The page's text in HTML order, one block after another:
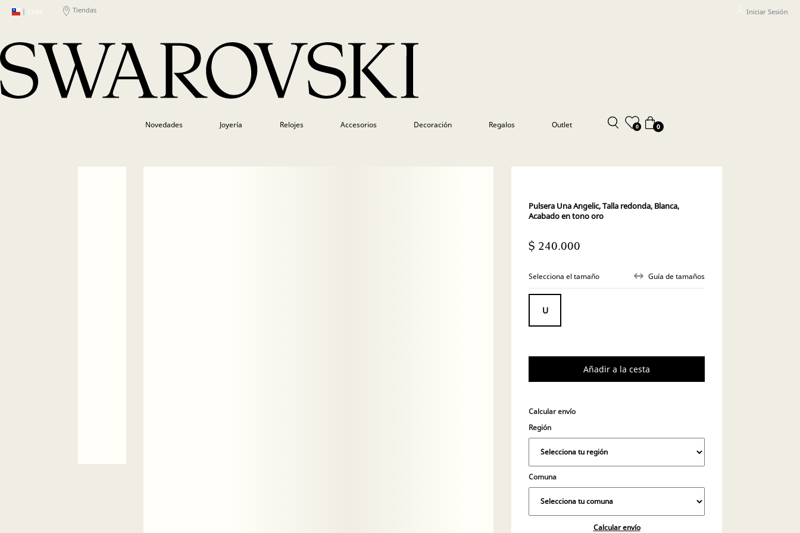
| Chile Tiendas Iniciar Sesión
Novedades Joyería Relojes Accesorios Decoración Regalos Outlet 0 0
Pulsera Una Angelic, Talla redonda, Blanca,
Acabado en tono oro
$ 240.000
Selecciona el tamaño Guía de tamaños
Calcular envío
Región
Comuna
Calcular envío